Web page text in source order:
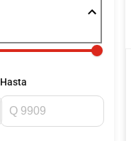
Hasta